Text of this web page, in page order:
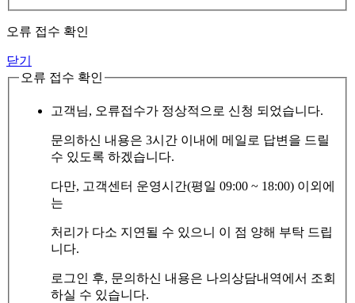
오류 접수 확인
닫기
오류 접수 확인
고객님, 오류접수가 정상적으로 신청 되었습니다.
문의하신 내용은 3시간 이내에 메일로 답변을 드릴
수 있도록 하겠습니다.
다만, 고객센터 운영시간(평일 09:00 ~ 18:00) 이외에
는
처리가 다소 지연될 수 있으니 이 점 양해 부탁 드립
니다.
로그인 후, 문의하신 내용은 나의상담내역에서 조회
하실 수 있습니다.